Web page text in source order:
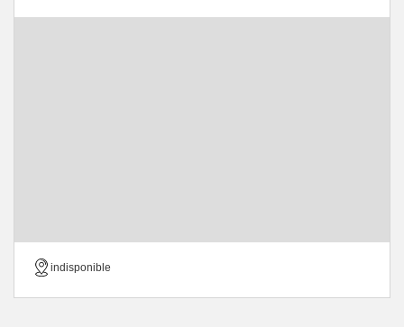
indisponible